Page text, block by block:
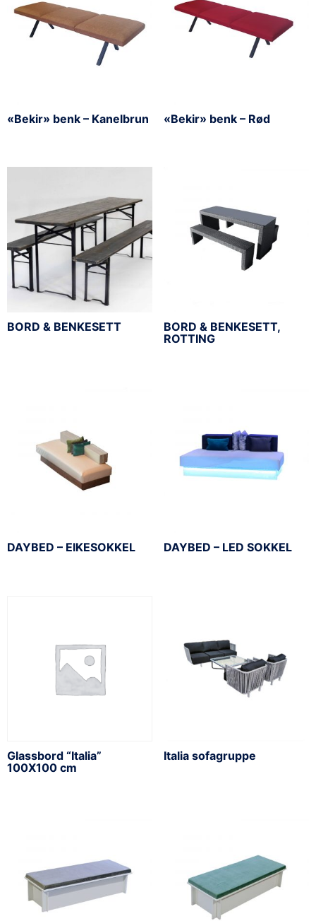
«Bekir» benk – Kanelbrun «Bekir» benk – Rød
BORD & BENKESETT
BORD & BENKESETT,
ROTTING
DAYBED – EIKESOKKEL DAYBED – LED SOKKEL
Glassbord “Italia”
100X100 cm
Italia sofagruppe